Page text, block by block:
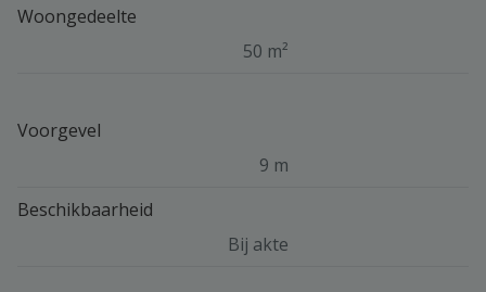
Woongedeelte
50 m²
Voorgevel
9 m
Beschikbaarheid
Bij akte